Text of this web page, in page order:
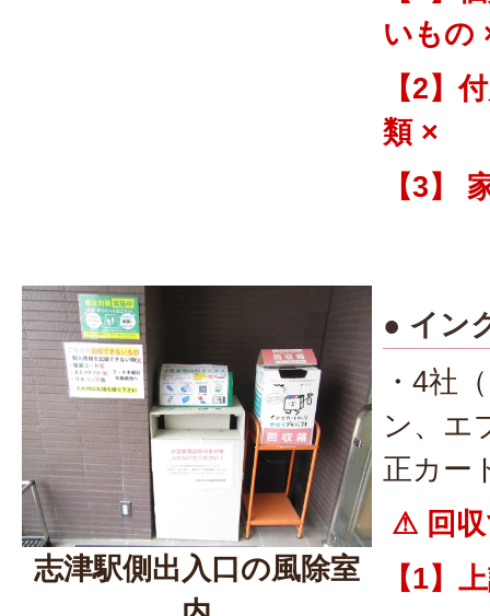
いもの
【2】
類 ×
【3】
志津駅側出入口の風除室
● イン
・4社
ン、エ
正カー
⚠ 回
【1】